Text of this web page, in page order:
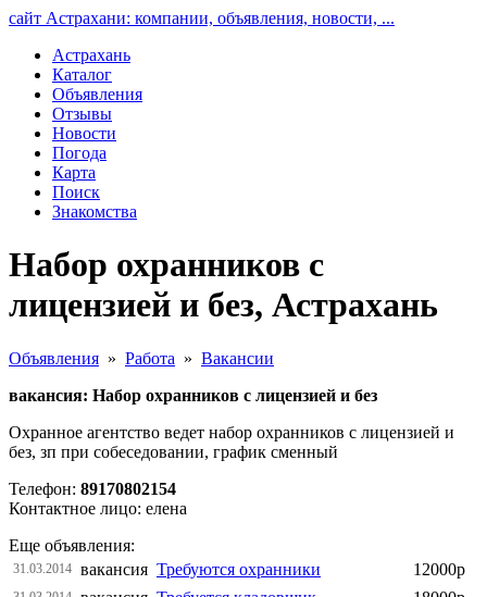
сайт Астрахани: компании, объявления, новости, ...
Астрахань
Каталог
Объявления
Отзывы
Новости
Погода
Карта
Поиск
Знакомства
Набор охранников с
лицензией и без, Астрахань
Объявления » Работа » Вакансии
вакансия: Набор охранников с лицензией и без
Охранное агентство ведет набор охранников с лицензией и
без, зп при собеседовании, график сменный
Телефон: 89170802154
Контактное лицо: елена
Еще объявления:
31.03.2014 вакансия Требуются охранники 12000р